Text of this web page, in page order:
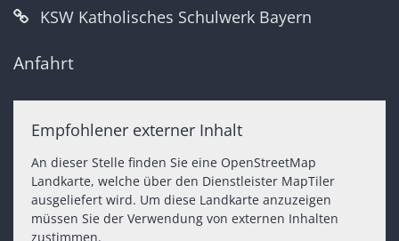
KSW Katholisches Schulwerk Bayern
Anfahrt
Empfohlener externer Inhalt
An dieser Stelle finden Sie eine OpenStreetMap
Landkarte, welche über den Dienstleister MapTiler
ausgeliefert wird. Um diese Landkarte anzuzeigen
müssen Sie der Verwendung von externen Inhalten
zustimmen.